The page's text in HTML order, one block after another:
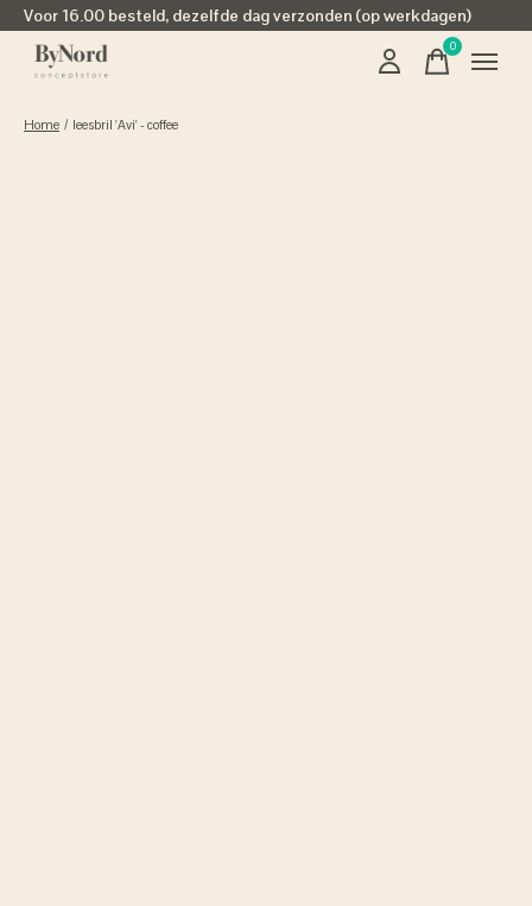
Voor 16.00 besteld, dezelfde dag verzonden (op werkdagen)
0items
Home / leesbril 'Avi' - coffee